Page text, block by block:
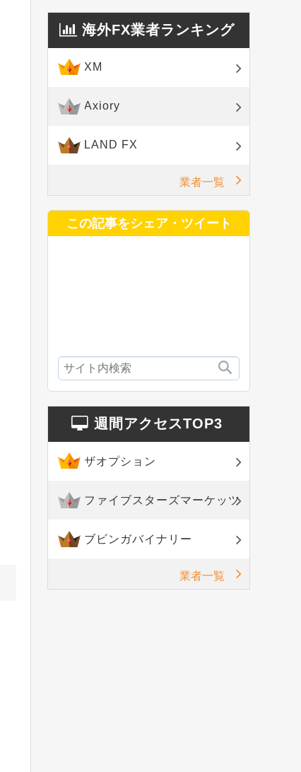
海外FX業者ランキング
XM
Axiory
LAND FX
業者一覧
この記事をシェア・ツイート
週間アクセスTOP3
ザオプション
ファイブスターズマーケッツ
ブビンガバイナリー
業者一覧